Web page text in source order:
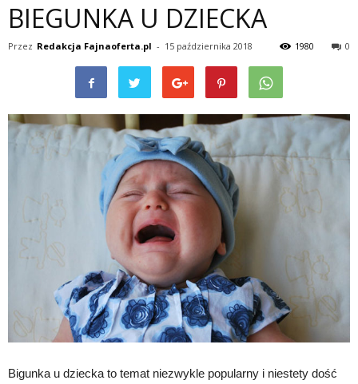
BIEGUNKA U DZIECKA
Przez Redakcja Fajnaoferta.pl - 15 października 2018 0
1980
Bigunka u dziecka to temat niezwykle popularny i niestety dość